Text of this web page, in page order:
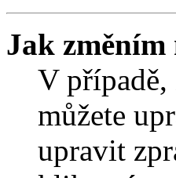
Jak změním
V případě,
můžete
upravit